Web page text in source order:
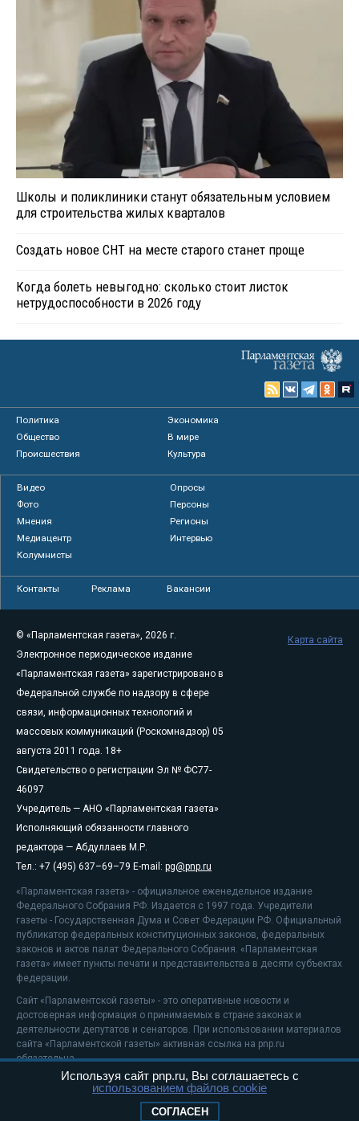
Школы и поликлиники станут обязательным условием
для строительства жилых кварталов
Создать новое СНТ на месте старого станет проще
Когда болеть невыгодно: сколько стоит листок
нетрудоспособности в 2026 году
Политика
Экономика
Общество
В мире
Происшествия
Культура
Видео
Опросы
Фото
Персоны
Мнения
Регионы
Медиацентр
Интервью
Колумнисты
Контакты Реклама Вакансии
© «Парламентская газета», 2026 г.
Электронное периодическое издание
«Парламентская газета» зарегистрировано в
Федеральной службе по надзору в сфере
связи, информационных технологий и
массовых коммуникаций (Роскомнадзор) 05
августа 2011 года. 18+
Свидетельство о регистрации Эл № ФС77-
46097
Учредитель — АНО «Парламентская газета»
Исполняющий обязанности главного
редактора — Абдуллаев М.Р.
Тел.: +7 (495) 637–69–79 E-mail: pg@pnp.ru
«Парламентская газета» - официальное еженедельное издание
Федерального Собрания РФ. Издается с 1997 года. Учредители
газеты - Государственная Дума и Совет Федерации РФ. Официальный
публикатор федеральных конституционных законов, федеральных
законов и актов палат Федерального Собрания. «Парламентская
газета» имеет пункты печати и представительства в десяти субъектах
федерации.
Сайт «Парламентской газеты» - это оперативные новости и
достоверная информация о принимаемых в стране законах и
деятельности депутатов и сенаторов. При использовании материалов
сайта «Парламентской газеты» активная ссылка на pnp.ru
обязательна.
На информационном ресурсе применяютсярекомендательные
Положение о защите персональных данных
Карта сайта
Используя сайт pnp.ru, Вы соглашаетесь с
использованием файлов cookie
СОГЛАСЕН